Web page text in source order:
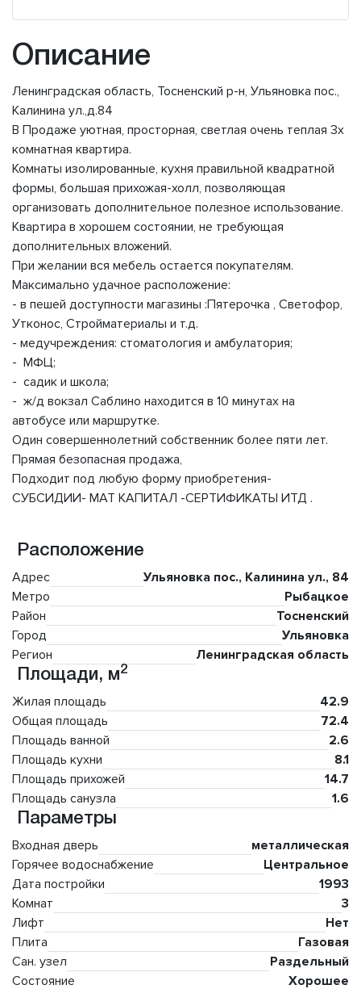
Описание
Ленинградская область, Тосненский р-н, Ульяновка пос.,
Калинина ул.,д.84
В Продаже уютная, просторная, светлая очень теплая 3х
комнатная квартира.
Комнаты изолированные, кухня правильной квадратной
формы, большая прихожая-холл, позволяющая
организовать дополнительное полезное использование.
Квартира в хорошем состоянии, не требующая
дополнительных вложений.
При желании вся мебель остается покупателям.
Максимально удачное расположение:
- в пешей доступности магазины :Пятерочка , Светофор,
Утконос, Стройматериалы и т.д.
- медучреждения: стоматология и амбулатория;
- МФЦ;
- садик и школа;
- ж/д вокзал Саблино находится в 10 минутах на
автобусе или маршрутке.
Один совершеннолетний собственник более пяти лет.
Прямая безопасная продажа,
Подходит под любую форму приобретения-
СУБСИДИИ- МАТ КАПИТАЛ -СЕРТИФИКАТЫ ИТД .
Расположение
Адрес
Ульяновка пос., Калинина ул., 84
Метро
Рыбацкое
Район
Тосненский
Город
Ульяновка
Регион
Ленинградская область
Площади, м2
Жилая площадь
42.9
Общая площадь
72.4
Площадь ванной
2.6
Площадь кухни
8.1
Площадь прихожей
14.7
Площадь санузла
1.6
Параметры
Входная дверь
металлическая
Горячее водоснабжение
Центральное
Дата постройки
1993
Комнат
3
Лифт
Нет
Плита
Газовая
Сан. узел
Раздельный
Состояние
Хорошее